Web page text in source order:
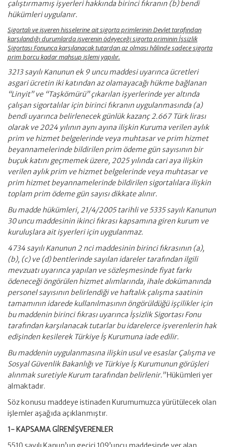
çalıştırmamış işyerleri hakkında birinci fıkranın (b) bendi
hükümleri uygulanır.
Sigortalı ve işveren hisselerine ait sigorta primlerinin Devlet tarafından
karşılandığı durumlarda işverenin ödeyeceği sigorta priminin İşsizlik
Sigortası Fonunca karşılanacak tutardan az olması hâlinde sadece sigorta
prim borcu kadar mahsup işlemi yapılır.
3213 sayılı Kanunun ek 9 uncu maddesi uyarınca ücretleri
asgari ücretin iki katından az olamayacağı hükme bağlanan
“Linyit” ve “Taşkömürü” çıkarılan işyerlerinde yer altında
çalışan sigortalılar için birinci fıkranın uygulanmasında (a)
bendi uyarınca belirlenecek günlük kazanç 2.667 Türk lirası
olarak ve 2024 yılının aynı ayına ilişkin Kuruma verilen aylık
prim ve hizmet belgelerinde veya muhtasar ve prim hizmet
beyannamelerinde bildirilen prim ödeme gün sayısının bir
buçuk katını geçmemek üzere, 2025 yılında cari aya ilişkin
verilen aylık prim ve hizmet belgelerinde veya muhtasar ve
prim hizmet beyannamelerinde bildirilen sigortalılara ilişkin
toplam prim ödeme gün sayısı dikkate alınır.
Bu madde hükümleri, 21/4/2005 tarihli ve 5335 sayılı Kanunun
30 uncu maddesinin ikinci fıkrası kapsamına giren kurum ve
kuruluşlara ait işyerleri için uygulanmaz.
4734 sayılı Kanunun 2 nci maddesinin birinci fıkrasının (a),
(b), (c) ve (d) bentlerinde sayılan idareler tarafından ilgili
mevzuatı uyarınca yapılan ve sözleşmesinde fiyat farkı
ödeneceği öngörülen hizmet alımlarında, ihale dokümanında
personel sayısının belirlendiği ve haftalık çalışma saatinin
tamamının idarede kullanılmasının öngörüldüğü işçilikler için
bu maddenin birinci fıkrası uyarınca İşsizlik Sigortası Fonu
tarafından karşılanacak tutarlar bu idarelerce işverenlerin hak
edişinden kesilerek Türkiye İş Kurumuna iade edilir.
Bu maddenin uygulanmasına ilişkin usul ve esaslar Çalışma ve
Sosyal Güvenlik Bakanlığı ve Türkiye İş Kurumunun görüşleri
alınmak suretiyle Kurum tarafından belirlenir.”Hükümleri yer
almaktadır.
Söz konusu maddeye istinaden Kurumumuzca yürütülecek olan
işlemler aşağıda açıklanmıştır.
1- KAPSAMA GİRENİŞVERENLER